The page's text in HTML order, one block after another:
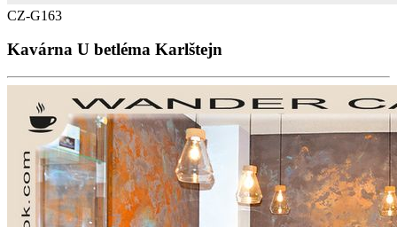
CZ-G163
Kavárna U betléma Karlštejn